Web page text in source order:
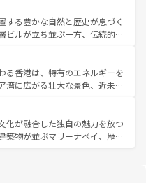
の多彩な魅力を心ゆくまで味
ほしい。 なお、新着の韓国情報はコンテンツ一
く。ハノイの古い町並みやホ
時代の建物も、独特の雰囲気を
ラエティの豊かさとおいしさで
ベトナムコーヒーなどは、ぜ
地域を訪れてもあたたかい人々
で、きっと忘れられない旅にな
する豊かな自然と歴史が息づく
ビルが立ち並ぶ一方、伝統的な
ではチェンマイなどの山岳地
ではプーケットやクラビの美し
楽しむことができる。タイ料理
、どの季節にも異なる楽しみ
いタイの人々、仏教を中心とし
資源が、訪れる旅人を魅了し続
る香港は、特有のエネルギーを
湾に広がる壮大な景色、近未来
はず。観光スポットが密集し
を回れるのも魅力。息をのむよ
まで、香港を存分に楽しみ尽く
化が融合した独自の魅力を放つ
築物が並ぶマリーナベイ、歴史